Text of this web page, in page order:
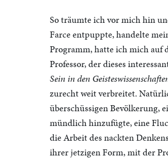
So träumte ich vor mich hin
Farce entpuppte, handelte
Programm, hatte ich mich auf
Professor, der dieses
Sein in den
zurecht weit verbreitet.
überschüssigen Bevölkerung,
mündlich hinzufügte, eine
die Arbeit des nackten
ihrer jetzigen Form, mit der